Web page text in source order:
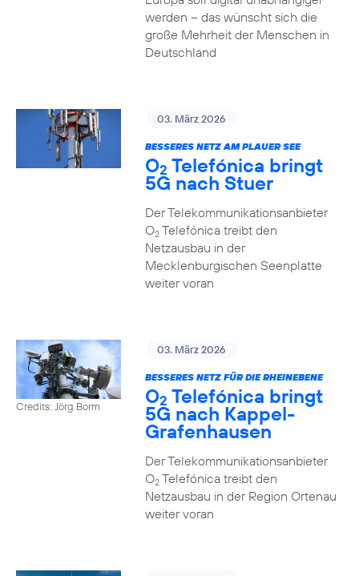
werden – das wünscht sich die
große Mehrheit der Menschen in
Deutschland
03. März 2026
BESSERES NETZ AM PLAUER SEE
O2 Telefónica bringt
5G nach Stuer
Der Telekommunikationsanbieter
O2Telefónica treibt den
Netzausbau in der
Mecklenburgischen Seenplatte
weiter voran
Credits: Jörg Borm
03. März 2026
BESSERES NETZ FÜR DIE RHEINEBENE
O2 Telefónica bringt
5G nach Kappel-
Grafenhausen
Der Telekommunikationsanbieter
O2Telefónica treibt den
Netzausbau in der Region Ortenau
weiter voran